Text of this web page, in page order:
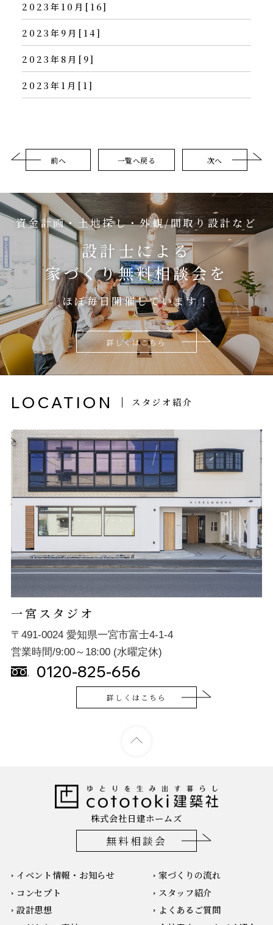
2023年10月[16]
2023年9月[14]
2023年8月[9]
2023年1月[1]
前へ 一覧へ戻る 次へ
資金計画・土地探し・外観/間取り設計など
設計士による
家づくり無料相談会を
ほぼ毎日開催しています！
詳しくはこちら
LOCATION スタジオ紹介
一宮スタジオ
〒491-0024 愛知県一宮市富士4-1-4
営業時間/9:00～18:00 (水曜定休)
0120-825-656
詳しくはこちら
株式会社日建ホームズ
無料相談会
イベント情報・お知らせ
コンセプト
設計思想
家づくりの流れ
スタッフ紹介
よくあるご質問